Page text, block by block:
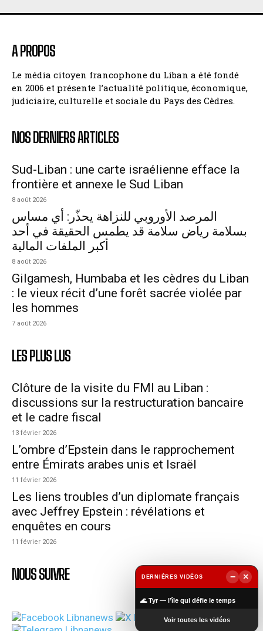
A PROPOS
Le média citoyen francophone du Liban a été fondé
en 2006 et présente l’actualité politique, économique,
judiciaire, culturelle et sociale du Pays des Cèdres.
NOS DERNIERS ARTICLES
Sud-Liban : une carte israélienne efface la
frontière et annexe le Sud Liban
8 août 2026
المرصد الأوروبي للنزاهة يحذّر: أي مساس
بسلامة رياض سلامة قد يطمس الحقيقة في أحد
أكبر الملفات المالية
8 août 2026
Gilgamesh, Humbaba et les cèdres du Liban
: le vieux récit d’une forêt sacrée violée par
les hommes
7 août 2026
LES PLUS LUS
Clôture de la visite du FMI au Liban :
discussions sur la restructuration bancaire
et le cadre fiscal
13 février 2026
L’ombre d’Epstein dans le rapprochement
entre Émirats arabes unis et Israël
11 février 2026
Les liens troubles d’un diplomate français
avec Jeffrey Epstein : révélations et
enquêtes en cours
11 février 2026
NOUS SUIVRE DERNIÈRES VIDÉOS −
×
🌊 Tyr — l’île qui défie le temps
Voir toutes les vidéos